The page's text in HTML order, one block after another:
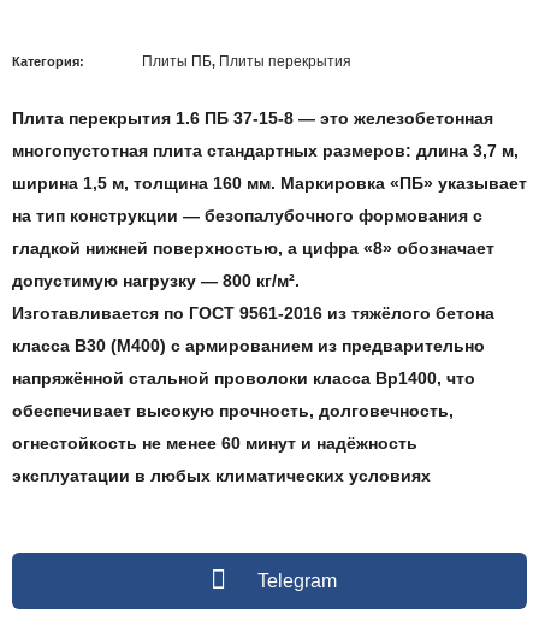
Категория: Плиты ПБ, Плиты перекрытия
Плита перекрытия 1.6 ПБ 37-15-8 — это железобетонная
многопустотная плита стандартных размеров: длина 3,7 м,
ширина 1,5 м, толщина 160 мм. Маркировка «ПБ» указывает
на тип конструкции — безопалубочного формования с
гладкой нижней поверхностью, а цифра «8» обозначает
допустимую нагрузку — 800 кг/м².
Изготавливается по ГОСТ 9561-2016 из тяжёлого бетона
класса B30 (М400) с армированием из предварительно
напряжённой стальной проволоки класса Вр1400, что
обеспечивает высокую прочность, долговечность,
огнестойкость не менее 60 минут и надёжность
эксплуатации в любых климатических условиях
Telegram